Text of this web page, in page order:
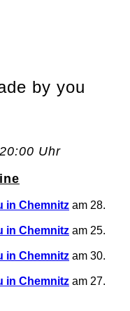
by you
20:00 Uhr
in Chemnitz am 28.
in Chemnitz am 25.
in Chemnitz am 30.
in Chemnitz am 27.